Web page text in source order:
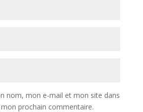
nom, mon e-mail et mon site dans
prochain commentaire.